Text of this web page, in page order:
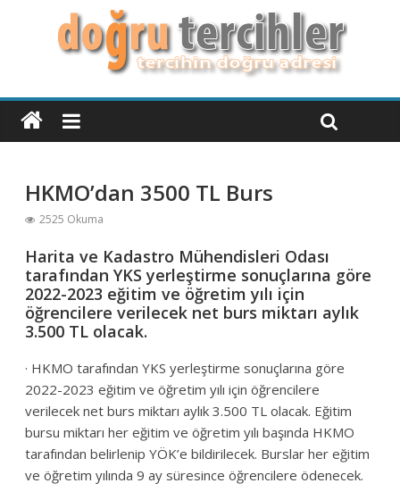
HKMO’dan 3500 TL Burs
2525 Okuma
Harita ve Kadastro Mühendisleri Odası
tarafından YKS yerleştirme sonuçlarına göre
2022-2023 eğitim ve öğretim yılı için
öğrencilere verilecek net burs miktarı aylık
3.500 TL olacak.
· HKMO tarafından YKS yerleştirme sonuçlarına göre
2022-2023 eğitim ve öğretim yılı için öğrencilere
verilecek net burs miktarı aylık 3.500 TL olacak. Eğitim
bursu miktarı her eğitim ve öğretim yılı başında HKMO
tarafından belirlenip YÖK’e bildirilecek. Burslar her eğitim
ve öğretim yılında 9 ay süresince öğrencilere ödenecek.